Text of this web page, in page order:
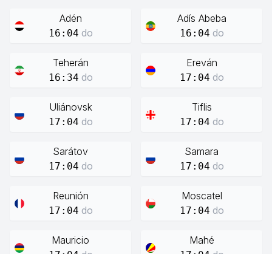
Adén
16:04 do
Adís Abeba
16:04 do
Teherán
16:34 do
Ereván
17:04 do
Uliánovsk
17:04 do
Tiflis
17:04 do
Sarátov
17:04 do
Samara
17:04 do
Reunión
17:04 do
Moscatel
17:04 do
Mauricio Mahé